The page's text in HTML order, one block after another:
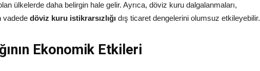
ülkelerde daha belirgin hale gelir. Ayrıca, döviz kuru dalgalanmaları,
vadede döviz kuru istikrarsızlığı dış ticaret dengelerini olumsuz etkileyebilir.
Ekonomik Etkileri